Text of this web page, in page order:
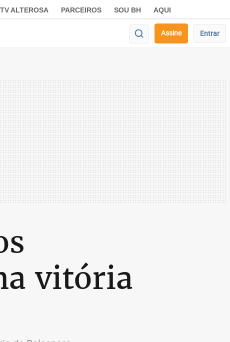
TV ALTEROSA PARCEIROS SOU BH AQUI
Assine Entrar
vitória